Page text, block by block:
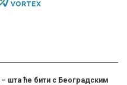
шта ће бити с Београдским